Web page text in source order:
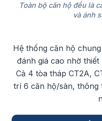
Toàn bộ căn hộ đều là
và ánh
Hệ thống căn hộ
đánh giá cao nhờ
Cả 4 tòa tháp CT2A,
trí 6 căn hộ/sàn, thông